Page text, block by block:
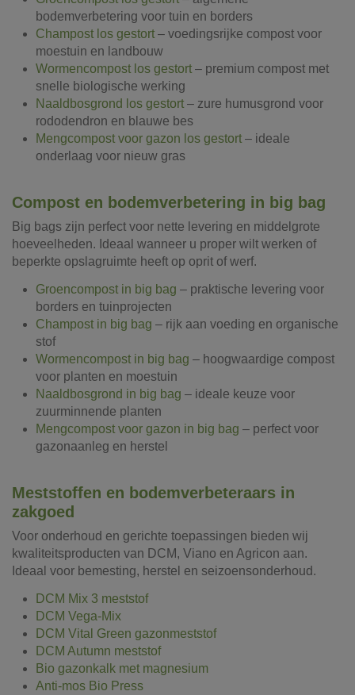
bodemverbetering voor tuin en borders
Champost los gestort– voedingsrijke compost voor
moestuin en landbouw
Wormencompost los gestort– premium compost met
snelle biologische werking
Naaldbosgrond los gestort– zure humusgrond voor
rododendron en blauwe bes
Mengcompost voor gazon los gestort– ideale
onderlaag voor nieuw gras
Compost en bodemverbetering in big bag
Big bags zijn perfect voor nette levering en middelgrote
hoeveelheden. Ideaal wanneer u proper wilt werken of
beperkte opslagruimte heeft op oprit of werf.
Groencompost in big bag – praktische levering voor
borders en tuinprojecten
Champost in big bag – rijk aan voeding en organische
stof
Wormencompost in big bag – hoogwaardige compost
voor planten en moestuin
Naaldbosgrond in big bag – ideale keuze voor
zuurminnende planten
Mengcompost voor gazon in big bag – perfect voor
gazonaanleg en herstel
Meststoffen en bodemverbeteraars in
zakgoed
Voor onderhoud en gerichte toepassingen bieden wij
kwaliteitsproducten van DCM, Viano en Agricon aan.
Ideaal voor bemesting, herstel en seizoensonderhoud.
DCM Mix 3 meststof
DCM Vega-Mix
DCM Vital Green gazonmeststof
DCM Autumn meststof
Bio gazonkalk met magnesium
Anti-mos Bio Press